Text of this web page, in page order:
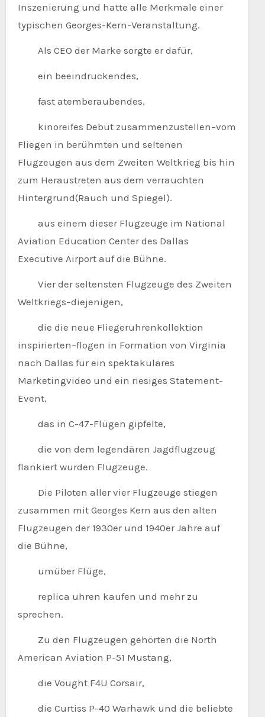
Inszenierung und hatte alle Merkmale einer
typischen Georges-Kern-Veranstaltung.
Als CEO der Marke sorgte er dafür,
ein beeindruckendes,
fast atemberaubendes,
kinoreifes Debüt zusammenzustellen–vom
Fliegen in berühmten und seltenen
Flugzeugen aus dem Zweiten Weltkrieg bis hin
zum Heraustreten aus dem verrauchten
Hintergrund(Rauch und Spiegel).
aus einem dieser Flugzeuge im National
Aviation Education Center des Dallas
Executive Airport auf die Bühne.
Vier der seltensten Flugzeuge des Zweiten
Weltkriegs–diejenigen,
die die neue Fliegeruhrenkollektion
inspirierten–flogen in Formation von Virginia
nach Dallas für ein spektakuläres
Marketingvideo und ein riesiges Statement-
Event,
das in C-47-Flügen gipfelte,
die von dem legendären Jagdflugzeug
flankiert wurden Flugzeuge.
Die Piloten aller vier Flugzeuge stiegen
zusammen mit Georges Kern aus den alten
Flugzeugen der 1930er und 1940er Jahre auf
die Bühne,
umüber Flüge,
replica uhren kaufen und mehr zu
sprechen.
Zu den Flugzeugen gehörten die North
American Aviation P-51 Mustang,
die Vought F4U Corsair,
die Curtiss P-40 Warhawk und die beliebte